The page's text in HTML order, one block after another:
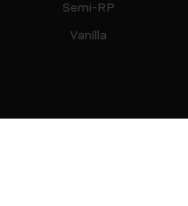
Semi-RP
Vanilla